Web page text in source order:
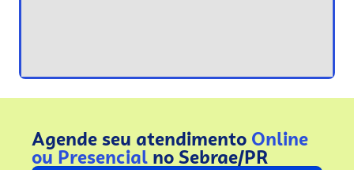
Agende seu atendimento Online
ou Presencial no Sebrae/PR